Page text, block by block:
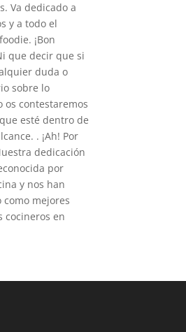
Va dedicado a
y a todo el
¡Bon
que decir que si
duda o
sobre lo
os contestaremos
esté dentro de
. ¡Ah! Por
dedicación
por
y nos han
como mejores
cocineros en